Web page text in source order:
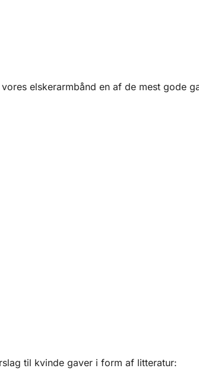
elskerarmbånd en af de mest gode
til kvinde gaver i form af litteratur: